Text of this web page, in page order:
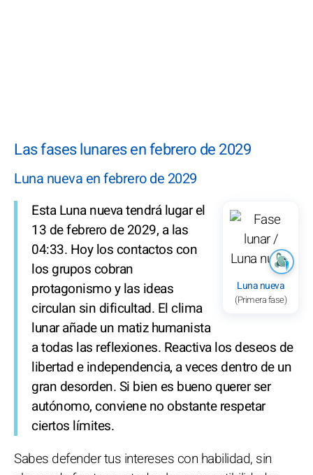
Las fases lunares en febrero de 2029
Luna nueva en febrero de 2029
Luna nueva
(Primera fase)
Esta Luna nueva tendrá lugar el
13 de febrero de 2029, a las
04:33. Hoy los contactos con
los grupos cobran
protagonismo y las ideas
circulan sin dificultad. El clima
lunar añade un matiz humanista
a todas las reflexiones. Reactiva los deseos de
libertad e independencia, a veces dentro de un
gran desorden. Si bien es bueno querer ser
autónomo, conviene no obstante respetar
ciertos límites.
Sabes defender tus intereses con habilidad, sin